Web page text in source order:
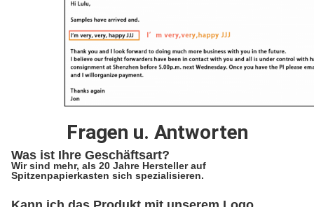
Fragen u. Antworten
Was ist Ihre Geschäftsart?
Wir sind mehr, als 20 Jahre Hersteller auf
Spitzenpapierkasten sich spezialisieren.